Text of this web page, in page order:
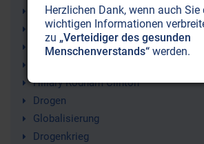
Drogenpolitik
Drogenschmuggel
Gesellschaftsprobleme
Hillary Rodham Clinton
Drogen
Globalisierung
Drogenkrieg
Herzlichen Dank, wenn auch Sie
wichtigen Informationen
zu „Verteidiger des gesunden
Menschenverstands“ werden.